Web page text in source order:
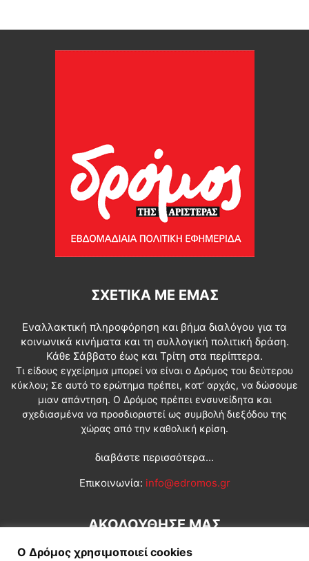
ΣΧΕΤΙΚΆ ΜΕ ΕΜΆΣ
Εναλλακτική πληροφόρηση και βήμα διαλόγου για τα
κοινωνικά κινήματα και τη συλλογική πολιτική δράση.
Κάθε Σάββατο έως και Τρίτη στα περίπτερα.
Τι είδους εγχείρημα μπορεί να είναι ο Δρόμος του δεύτερου
κύκλου; Σε αυτό το ερώτημα πρέπει, κατ’ αρχάς, να δώσουμε
μιαν απάντηση. Ο Δρόμος πρέπει ενσυνείδητα και
σχεδιασμένα να προσδιοριστεί ως συμβολή διεξόδου της
χώρας από την καθολική κρίση.
διαβάστε περισσότερα...
Επικοινωνία: info@edromos.gr
ΑΚΟΛΟΥΘΗΣΕ ΜΑΣ
Ο Δρόμος χρησιμοποιεί cookies